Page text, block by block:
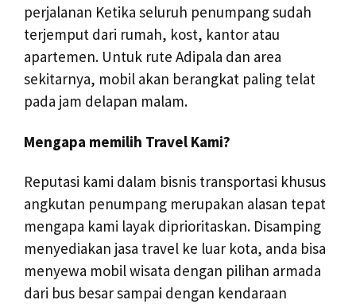
perjalanan Ketika seluruh penumpang sudah
terjemput dari rumah, kost, kantor atau
apartemen. Untuk rute Adipala dan area
sekitarnya, mobil akan berangkat paling telat
pada jam delapan malam.
Mengapa memilih Travel Kami?
Reputasi kami dalam bisnis transportasi khusus
angkutan penumpang merupakan alasan tepat
mengapa kami layak diprioritaskan. Disamping
menyediakan jasa travel ke luar kota, anda bisa
menyewa mobil wisata dengan pilihan armada
dari bus besar sampai dengan kendaraan